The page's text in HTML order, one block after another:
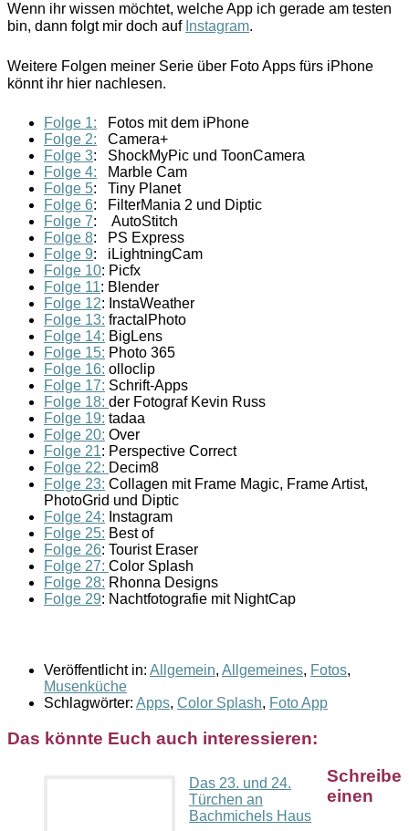
Wenn ihr wissen möchtet, welche App ich gerade am testen
bin, dann folgt mir doch auf Instagram.
Weitere Folgen meiner Serie über Foto Apps fürs iPhone
könnt ihr hier nachlesen.
Folge 1: Fotos mit dem iPhone
Folge 2: Camera+
Folge 3: ShockMyPic und ToonCamera
Folge 4: Marble Cam
Folge 5: Tiny Planet
Folge 6: FilterMania 2 und Diptic
Folge 7: AutoStitch
Folge 8: PS Express
Folge 9: iLightningCam
Folge 10: Picfx
Folge 11: Blender
Folge 12: InstaWeather
Folge 13: fractalPhoto
Folge 14: BigLens
Folge 15: Photo 365
Folge 16: olloclip
Folge 17: Schrift-Apps
Folge 18: der Fotograf Kevin Russ
Folge 19: tadaa
Folge 20: Over
Folge 21: Perspective Correct
Folge 22: Decim8
Folge 23: Collagen mit Frame Magic, Frame Artist,
PhotoGrid und Diptic
Folge 24: Instagram
Folge 25: Best of
Folge 26: Tourist Eraser
Folge 27: Color Splash
Folge 28: Rhonna Designs
Folge 29: Nachtfotografie mit NightCap
Veröffentlicht in: Allgemein, Allgemeines, Fotos,
Musenküche
Schlagwörter: Apps, Color Splash, Foto App
Das könnte Euch auch interessieren:
Das 23. und 24.
Türchen an
Bachmichels Haus
Schreibe
einen